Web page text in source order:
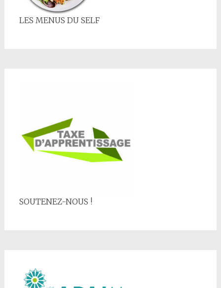
LES MENUS DU SELF
SOUTENEZ-NOUS !